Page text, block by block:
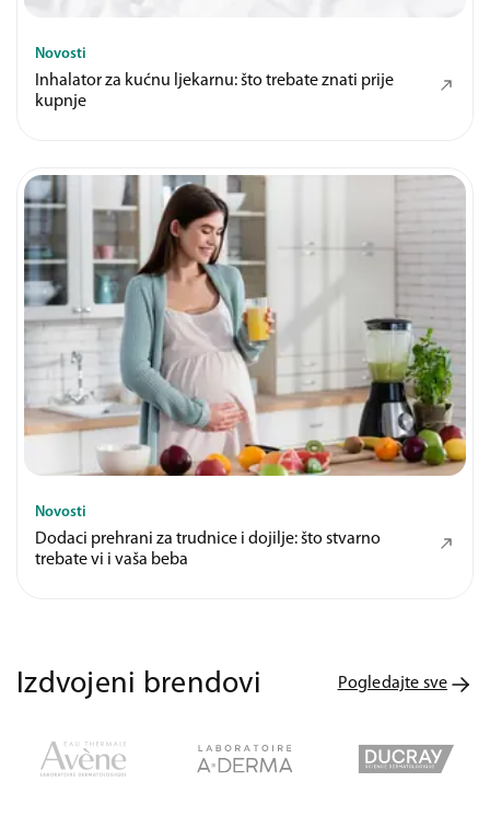
Novosti
Inhalator za kućnu ljekarnu: što trebate znati prije
kupnje
Novosti
Dodaci prehrani za trudnice i dojilje: što stvarno
trebate vi i vaša beba
Izdvojeni brendovi Pogledajte sve